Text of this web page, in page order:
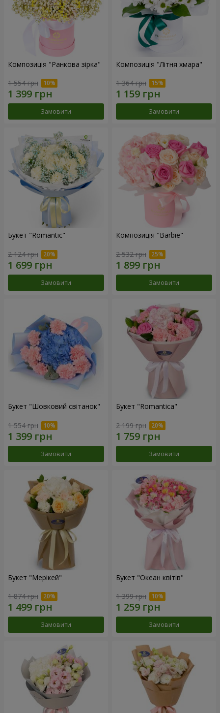
Композиція "Ранкова зірка"
1 554 грн
Замовити
Композиція "Літня хмара"
1 364 грн
Замовити
Букет "Romantic"
2 124 грн
Замовити
Композиція "Barbie"
2 532 грн
Замовити
Букет "Шовковий світанок"
1 554 грн
Замовити
Букет "Romantica"
2 199 грн
Замовити
Букет "Мерікей"
1 874 грн
Замовити
Букет "Океан квітів"
1 399 грн
Замовити